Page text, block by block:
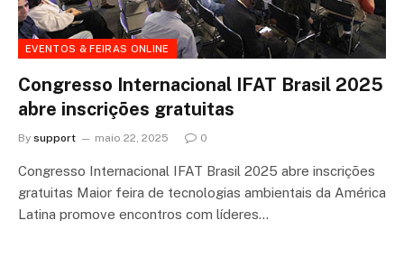
EVENTOS & FEIRAS ONLINE
Congresso Internacional IFAT Brasil 2025
abre inscrições gratuitas
By support maio 22, 2025 0
Congresso Internacional IFAT Brasil 2025 abre inscrições
gratuitas Maior feira de tecnologias ambientais da América
Latina promove encontros com líderes…